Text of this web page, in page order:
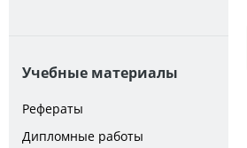
Учебные материалы
Рефераты
Дипломные работы